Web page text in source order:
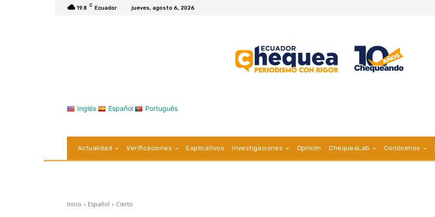
19.8 C Ecuador jueves, agosto 6, 2026
Inglés Español Português
Actualidad Verificaciones Explicativos Investigaciones Opinión ChequeaLab Conócenos
Inicio Español Cierto